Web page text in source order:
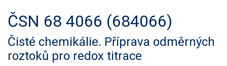
ČSN 68 4066 (684066)
Čisté chemikálie. Příprava odměrných
roztoků pro redox titrace